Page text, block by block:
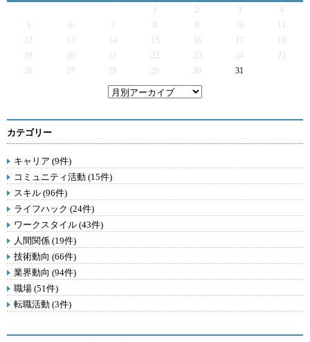
2 3
4
5
6 7 9
12
13 14 15 16 17
19
20 21 22 23 24
25
26
27 28 29 30 31
カテゴリー
キャリア (9件)
コミュニティ活動 (15件)
スキル (96件)
ライフハック (24件)
ワークスタイル (43件)
人間関係 (19件)
技術動向 (66件)
業界動向 (94件)
職場 (51件)
転職活動 (3件)